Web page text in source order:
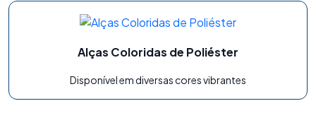
Alças Coloridas de Poliéster
Disponível em diversas cores vibrantes